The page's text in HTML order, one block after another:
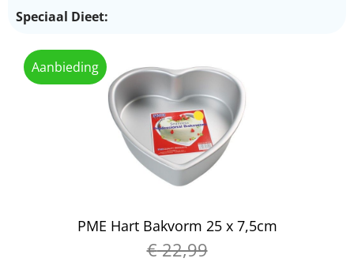
Speciaal Dieet:
Aanbieding
PME Hart Bakvorm 25 x 7,5cm
€22,99